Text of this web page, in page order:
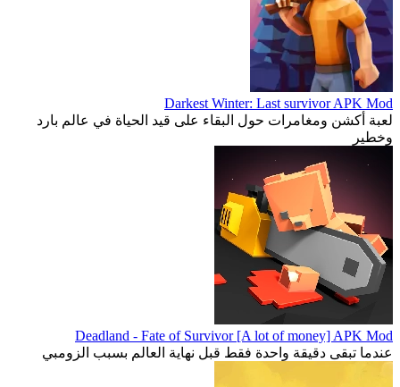
Darkest Winter: Last survivor APK Mod
لعبة أكشن ومغامرات حول البقاء على قيد الحياة في عالم بارد
وخطير
Deadland - Fate of Survivor [A lot of money] APK Mod
عندما تبقى دقيقة واحدة فقط قبل نهاية العالم بسبب الزومبي